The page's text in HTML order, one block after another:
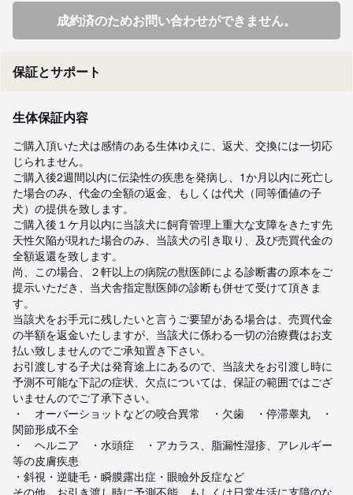
成約済のためお問い合わせができません。
保証とサポート
生体保証内容
ご購入頂いた犬は感情のある生体ゆえに、返犬、交換には一切応
じられません。
ご購入後2週間以内に伝染性の疾患を発病し、1か月以内に死亡し
た場合のみ、代金の全額の返金、もしくは代犬（同等価値の子
犬）の提供を致します。
ご購入後１ケ月以内に当該犬に飼育管理上重大な支障をきたす先
天性欠陥が現れた場合のみ、当該犬の引き取り、及び売買代金の
全額返還を致します。
尚、この場合、２軒以上の病院の獣医師による診断書の原本をご
提示いただき、当犬舎指定獣医師の診断も併せて受けて頂きま
す。
当該犬をお手元に残したいと言うご要望がある場合は、売買代金
の半額を返金いたしますが、当該犬に係わる一切の治療費はお支
払い致しませんのでご承知置き下さい。
お引渡しする子犬は発育途上にあるので、当該犬をお引渡し時に
予測不可能な下記の症状、欠点については、保証の範囲ではござ
いませんのでご了承下さい。
・　オーバーショットなどの咬合異常　・欠歯　・停滞睾丸　・
関節形成不全
・　ヘルニア　・水頭症　・アカラス、脂漏性湿疹、アレルギー
等の皮膚疾患
・斜視・逆睫毛・瞬膜露出症・眼瞼外反症など
その他、お引き渡し時に予測不能、もしくは日常生活に支障のな